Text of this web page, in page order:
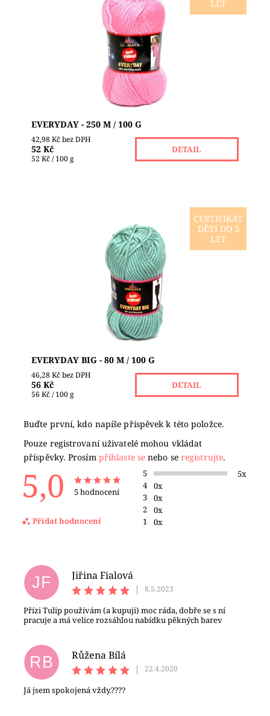
LET
Středně silná akrylová příze firmy HIMALAYA s
"antipillingovou" neboli protižmolkovou úpravou
při nošení a praní. Je to měkoučká příze, velmi...
Skladem 2
HIMALAYA
EVERYDAY - 250 M / 100 G
42,98 Kč bez DPH
52 Kč
52 Kč / 100 g
DETAIL
CERTIFIKÁT
DĚTI DO 3
LET
Silnější akrylová příze firmy Himalaya s
"antipillingovou" neboli protižmolkovou úpravou
při nošení a praní. Je to měkoučká příze, velmi
Skladem 5
HIMALAYA
EVERYDAY BIG - 80 M / 100 G
46,28 Kč bez DPH
56 Kč
56 Kč / 100 g
DETAIL
Buďte první, kdo napíše příspěvek k této položce.
Pouze registrovaní uživatelé mohou vkládat
příspěvky. Prosím přihlaste se nebo se registrujte.
5,0 5 hodnocení
Přidat hodnocení
5
5x
4
0x
3
0x
2
0x
1
0x
JF
Jiřina Fialová
|
8.5.2023
Přízi Tulip používám (a kupuji) moc ráda, dobře se s ní
pracuje a má velice rozsáhlou nabídku pěkných barev
RB
Růžena Bílá
|
22.4.2020
Já jsem spokojená vždy.????